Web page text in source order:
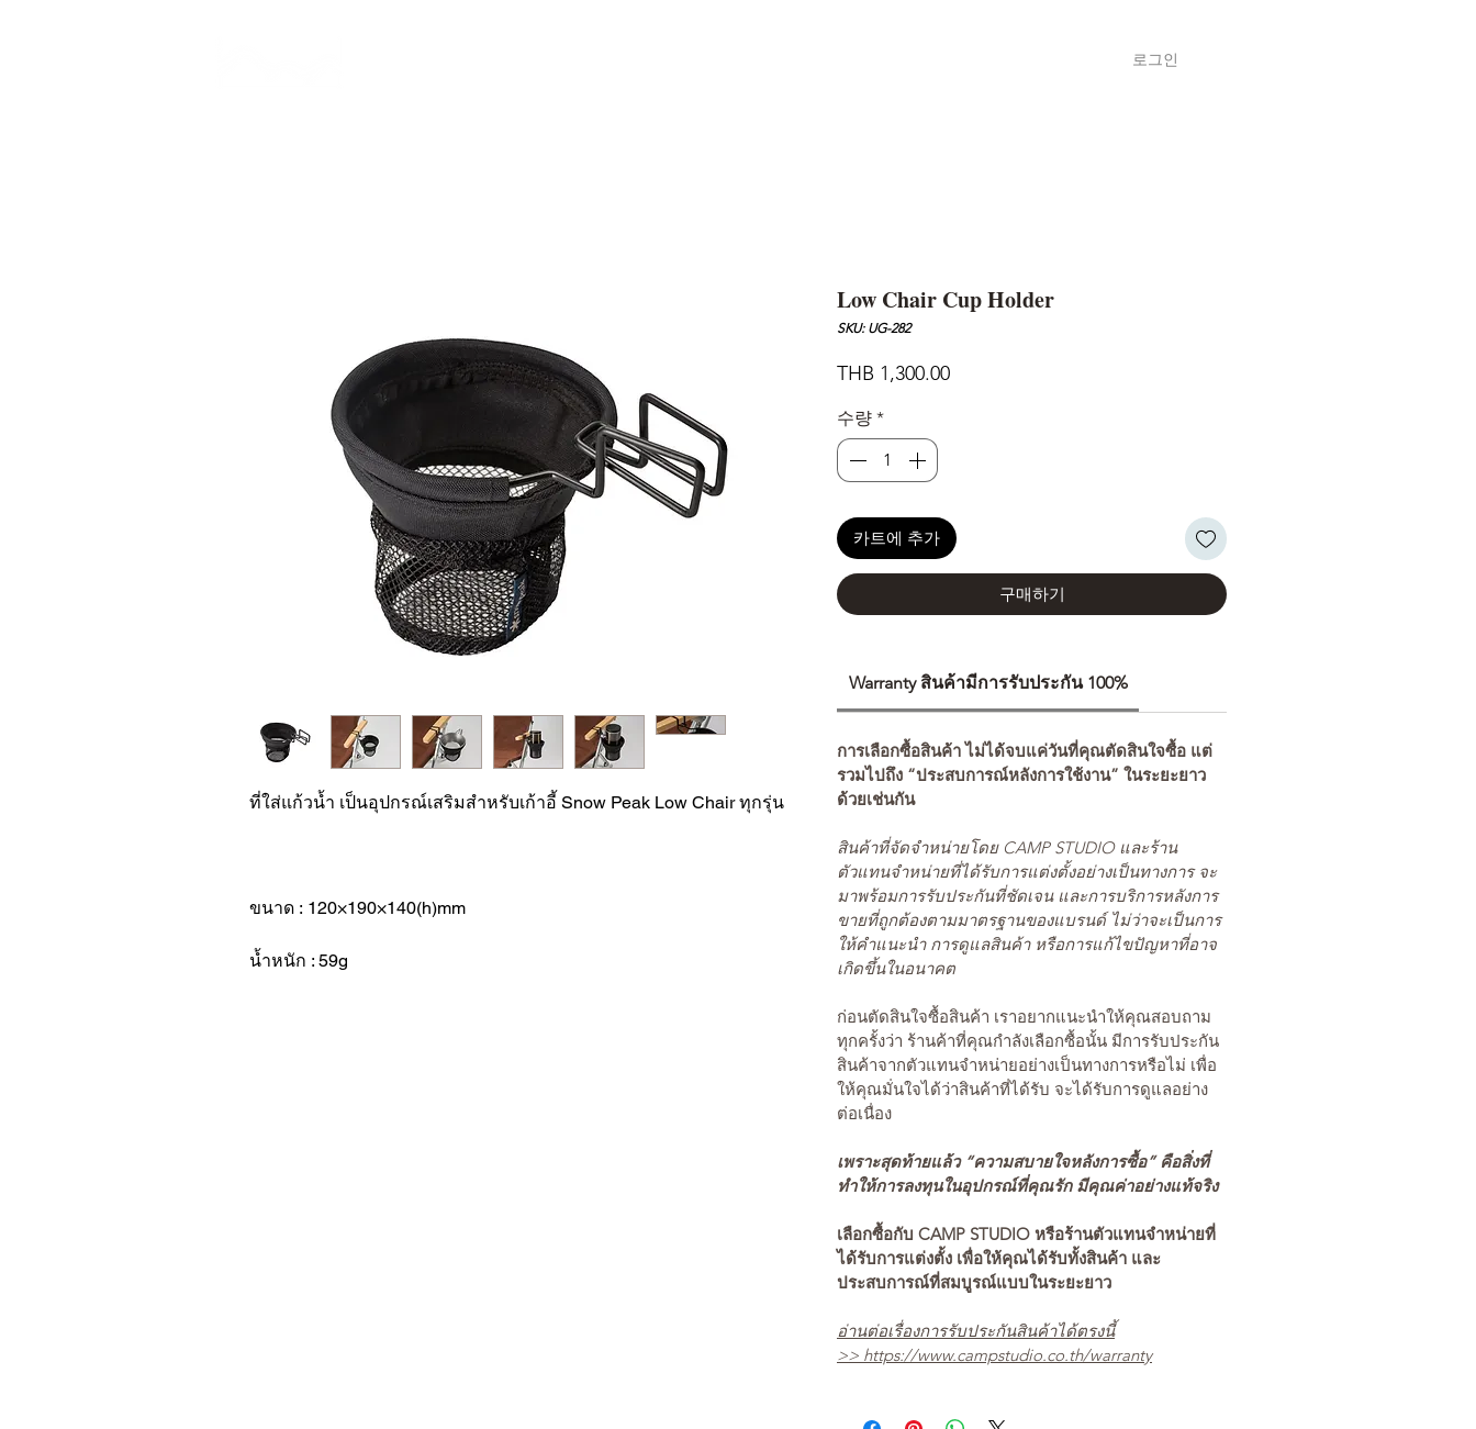
로그인
ที่ใส่แก้วน้ำ เป็นอุปกรณ์เสริมสำหรับเก้าอี้ Snow Peak Low Chair ทุกรุ่น
ขนาด : 120×190×140(h)mm
น้ำหนัก : 59g
Low Chair Cup Holder
SKU: UG-282
THB 1,300.00가
수량 *
카트에 추가
구매하기
Warranty สินค้ามีการรับประกัน 100%
การเลือกซื้อสินค้า ไม่ได้จบแค่วันที่คุณตัดสินใจซื้อ แต่
รวมไปถึง “ประสบการณ์หลังการใช้งาน” ในระยะยาว
ด้วยเช่นกัน
สินค้าที่จัดจำหน่ายโดย CAMP STUDIO และร้าน
ตัวแทนจำหน่ายที่ได้รับการแต่งตั้งอย่างเป็นทางการ จะ
มาพร้อมการรับประกันที่ชัดเจน และการบริการหลังการ
ขายที่ถูกต้องตามมาตรฐานของแบรนด์ ไม่ว่าจะเป็นการ
ให้คำแนะนำ การดูแลสินค้า หรือการแก้ไขปัญหาที่อาจ
เกิดขึ้นในอนาคต
ก่อนตัดสินใจซื้อสินค้า เราอยากแนะนำให้คุณสอบถาม
ทุกครั้งว่า ร้านค้าที่คุณกำลังเลือกซื้อนั้น มีการรับประกัน
สินค้าจากตัวแทนจำหน่ายอย่างเป็นทางการหรือไม่ เพื่อ
ให้คุณมั่นใจได้ว่าสินค้าที่ได้รับ จะได้รับการดูแลอย่าง
ต่อเนื่อง
เพราะสุดท้ายแล้ว “ความสบายใจหลังการซื้อ” คือสิ่งที่
ทำให้การลงทุนในอุปกรณ์ที่คุณรัก มีคุณค่าอย่างแท้จริง
เลือกซื้อกับ CAMP STUDIO หรือร้านตัวแทนจำหน่ายที่
ได้รับการแต่งตั้ง เพื่อให้คุณได้รับทั้งสินค้า และ
ประสบการณ์ที่สมบูรณ์แบบในระยะยาว
อ่านต่อเรื่องการรับประกันสินค้าได้ตรงนี้
>> https://www.campstudio.co.th/warranty